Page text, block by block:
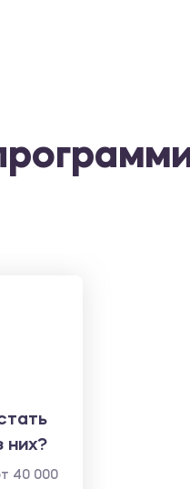
них?
40 000